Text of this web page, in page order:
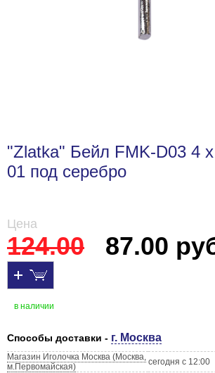
"Zlatka" Бейл FMK-D03 4
01 под серебро
Цена
124.00 87.00
в наличии
Способы доставки - г. Москва
Магазин Иголочка Москва (Москва,
м.Первомайская)
сегодня с 12:00